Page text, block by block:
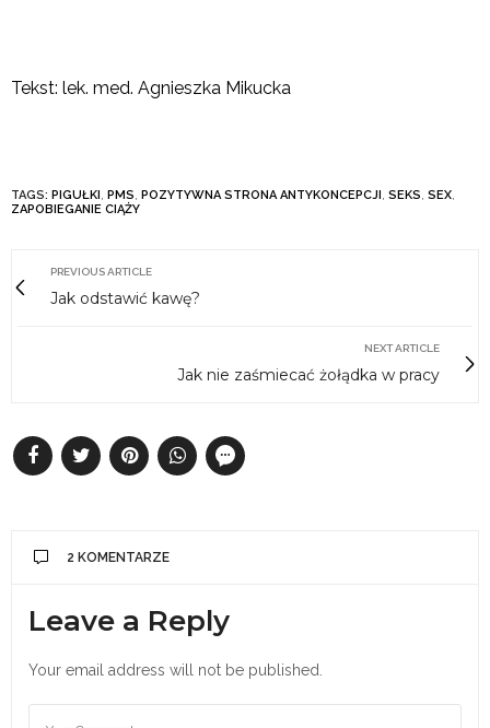
Tekst: lek. med. Agnieszka Mikucka
TAGS: PIGUŁKI, PMS, POZYTYWNA STRONA ANTYKONCEPCJI, SEKS, SEX,
ZAPOBIEGANIE CIĄŻY
PREVIOUS ARTICLE
Jak odstawić kawę?
NEXT ARTICLE
Jak nie zaśmiecać żołądka w pracy
2 KOMENTARZE
Leave a Reply
Your email address will not be published.